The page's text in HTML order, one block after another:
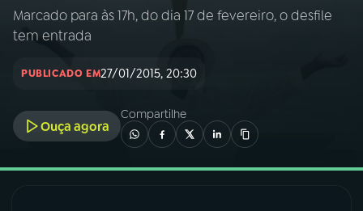
AO VIVO
INÍCIO
A RÁDIO
03PROGRAMAÇÃO
Marcado para às 17h, do dia 17 de fevereiro, o desfile
tem entrada
PUBLICADO EM27/01/2015, 20:30
Ouça agora
Compartilhe